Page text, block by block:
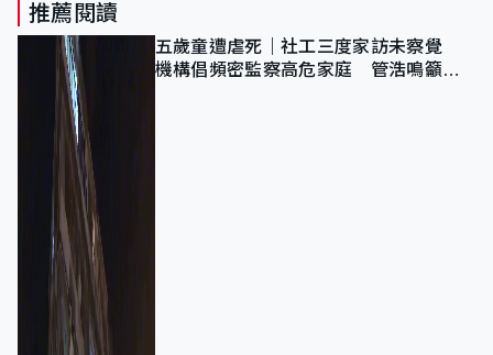
推薦閱讀
五歲童遭虐死｜社工三度家訪未察覺
機構倡頻密監察高危家庭 管浩鳴籲加